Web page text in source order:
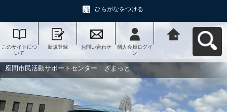
ひらがなをつける
このサイトにつ
いて
新規登録 お問い合わせ
個人会員ログイ
ン
ー ざまっとへ
座間市民活動サポートセンター ざまっと